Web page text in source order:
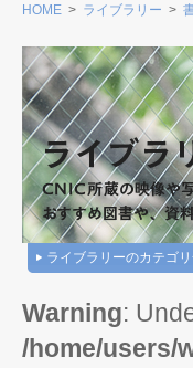
HOME > ライブラリー >
ライブラリーのカテゴ
Warning:
/home/users/